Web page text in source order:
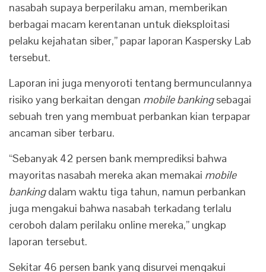
nasabah supaya berperilaku aman, memberikan
berbagai macam kerentanan untuk dieksploitasi
pelaku kejahatan siber,” papar laporan Kaspersky Lab
tersebut.
Laporan ini juga menyoroti tentang bermunculannya
risiko yang berkaitan dengan mobile bankingsebagai
sebuah tren yang membuat perbankan kian terpapar
ancaman siber terbaru.
“Sebanyak 42 persen bank memprediksi bahwa
mayoritas nasabah mereka akan memakai mobile
bankingdalam waktu tiga tahun, namun perbankan
juga mengakui bahwa nasabah terkadang terlalu
ceroboh dalam perilaku online mereka,” ungkap
laporan tersebut.
Sekitar 46 persen bank yang disurvei mengakui